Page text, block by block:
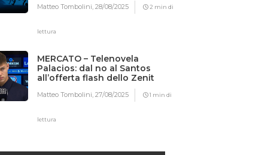
Matteo Tombolini,28/08/2025 2 min di
lettura
MERCATO – Telenovela
Palacios: dal no al Santos
all’offerta flash dello Zenit
Matteo Tombolini,27/08/2025 1 min di
lettura